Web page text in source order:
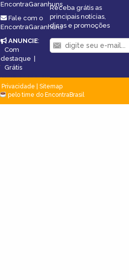
EncontraGaranhuns
Fale com o
EncontraGaranhuns
ANUNCIE:
Com
destaque
Grátis
Receba grátis as
principais notícias,
dicas e promoções
Privacidade
Sitemap
pelo time do EncontraBrasil